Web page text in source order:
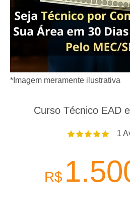
*Imagem meramente ilustrativa
Curso Técnico EAD
1
R$